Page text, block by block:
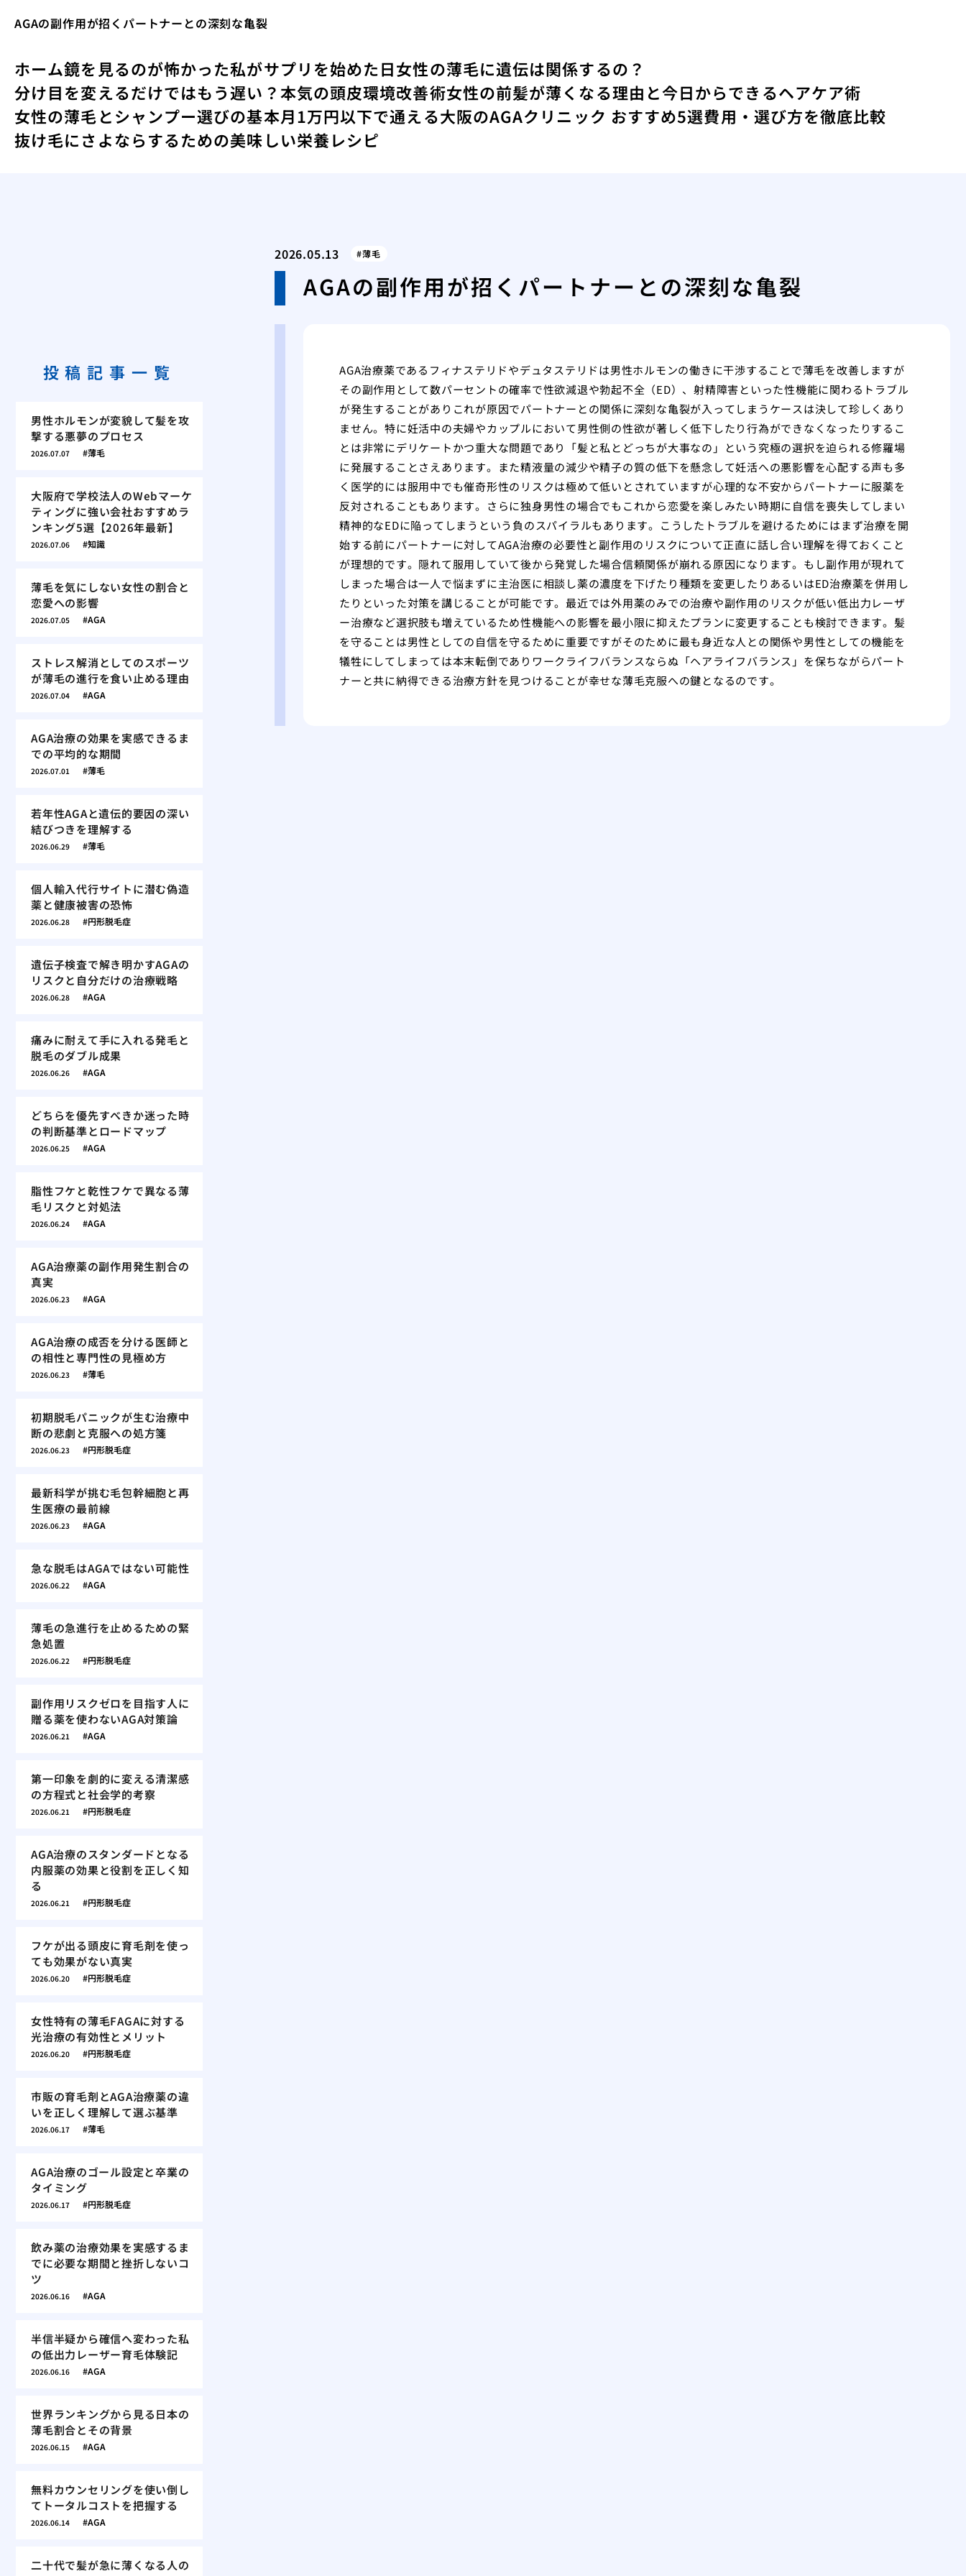
AGAの副作用が招くパートナーとの深刻な亀裂
ホーム鏡を見るのが怖かった私がサプリを始めた日女性の薄毛に遺伝は関係するの？
分け目を変えるだけではもう遅い？本気の頭皮環境改善術女性の前髪が薄くなる理由と今日からできるヘアケア術
女性の薄毛とシャンプー選びの基本月1万円以下で通える大阪のAGAクリニック おすすめ5選費用・選び方を徹底比較
抜け毛にさよならするための美味しい栄養レシピ
2026.05.13 薄毛
AGAの副作用が招くパートナーとの深刻な亀裂
AGA治療薬であるフィナステリドやデュタステリドは男性ホルモンの働きに干渉することで薄毛を改善しますが
その副作用として数パーセントの確率で性欲減退や勃起不全（ED）、射精障害といった性機能に関わるトラブル
が発生することがありこれが原因でパートナーとの関係に深刻な亀裂が入ってしまうケースは決して珍しくあり
ません。特に妊活中の夫婦やカップルにおいて男性側の性欲が著しく低下したり行為ができなくなったりするこ
とは非常にデリケートかつ重大な問題であり「髪と私とどっちが大事なの」という究極の選択を迫られる修羅場
に発展することさえあります。また精液量の減少や精子の質の低下を懸念して妊活への悪影響を心配する声も多
く医学的には服用中でも催奇形性のリスクは極めて低いとされていますが心理的な不安からパートナーに服薬を
反対されることもあります。さらに独身男性の場合でもこれから恋愛を楽しみたい時期に自信を喪失してしまい
精神的なEDに陥ってしまうという負のスパイラルもあります。こうしたトラブルを避けるためにはまず治療を開
始する前にパートナーに対してAGA治療の必要性と副作用のリスクについて正直に話し合い理解を得ておくこと
が理想的です。隠れて服用していて後から発覚した場合信頼関係が崩れる原因になります。もし副作用が現れて
しまった場合は一人で悩まずに主治医に相談し薬の濃度を下げたり種類を変更したりあるいはED治療薬を併用し
たりといった対策を講じることが可能です。最近では外用薬のみでの治療や副作用のリスクが低い低出力レーザ
ー治療など選択肢も増えているため性機能への影響を最小限に抑えたプランに変更することも検討できます。髪
を守ることは男性としての自信を守るために重要ですがそのために最も身近な人との関係や男性としての機能を
犠牲にしてしまっては本末転倒でありワークライフバランスならぬ「ヘアライフバランス」を保ちながらパート
ナーと共に納得できる治療方針を見つけることが幸せな薄毛克服への鍵となるのです。
投稿記事一覧
男性ホルモンが変貌して髪を攻
撃する悪夢のプロセス
2026.07.07 薄毛
大阪府で学校法人のWebマーケ
ティングに強い会社おすすめラ
ンキング5選【2026年最新】
2026.07.06 知識
薄毛を気にしない女性の割合と
恋愛への影響
2026.07.05 AGA
ストレス解消としてのスポーツ
が薄毛の進行を食い止める理由
2026.07.04 AGA
AGA治療の効果を実感できるま
での平均的な期間
2026.07.01 薄毛
若年性AGAと遺伝的要因の深い
結びつきを理解する
2026.06.29 薄毛
個人輸入代行サイトに潜む偽造
薬と健康被害の恐怖
2026.06.28 円形脱毛症
遺伝子検査で解き明かすAGAの
リスクと自分だけの治療戦略
2026.06.28 AGA
痛みに耐えて手に入れる発毛と
脱毛のダブル成果
2026.06.26 AGA
どちらを優先すべきか迷った時
の判断基準とロードマップ
2026.06.25 AGA
脂性フケと乾性フケで異なる薄
毛リスクと対処法
2026.06.24 AGA
AGA治療薬の副作用発生割合の
真実
2026.06.23 AGA
AGA治療の成否を分ける医師と
の相性と専門性の見極め方
2026.06.23 薄毛
初期脱毛パニックが生む治療中
断の悲劇と克服への処方箋
2026.06.23 円形脱毛症
最新科学が挑む毛包幹細胞と再
生医療の最前線
2026.06.23 AGA
急な脱毛はAGAではない可能性
2026.06.22 AGA
薄毛の急進行を止めるための緊
急処置
2026.06.22 円形脱毛症
副作用リスクゼロを目指す人に
贈る薬を使わないAGA対策論
2026.06.21 AGA
第一印象を劇的に変える清潔感
の方程式と社会学的考察
2026.06.21 円形脱毛症
AGA治療のスタンダードとなる
内服薬の効果と役割を正しく知
る
2026.06.21 円形脱毛症
フケが出る頭皮に育毛剤を使っ
ても効果がない真実
2026.06.20 円形脱毛症
女性特有の薄毛FAGAに対する
光治療の有効性とメリット
2026.06.20 円形脱毛症
市販の育毛剤とAGA治療薬の違
いを正しく理解して選ぶ基準
2026.06.17 薄毛
AGA治療のゴール設定と卒業の
タイミング
2026.06.17 円形脱毛症
飲み薬の治療効果を実感するま
でに必要な期間と挫折しないコ
ツ
2026.06.16 AGA
半信半疑から確信へ変わった私
の低出力レーザー育毛体験記
2026.06.16 AGA
世界ランキングから見る日本の
薄毛割合とその背景
2026.06.15 AGA
無料カウンセリングを使い倒し
てトータルコストを把握する
2026.06.14 AGA
二十代で髪が急に薄くなる人の